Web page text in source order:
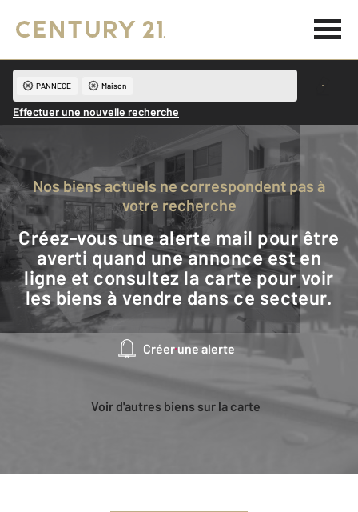
PANNECE Maison
Effectuer une nouvelle recherche
Nos biens actuels ne correspondent pas à
votre recherche
Créez-vous une alerte mail pour être
averti quand une annonce est en
ligne et consultez la carte pour voir
les biens à vendre dans ce secteur.
Créer une alerte
Voir d'autres biens sur la carte